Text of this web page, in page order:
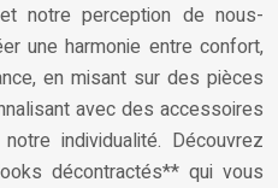
notre perception de nous-
une harmonie entre confort,
en misant sur des pièces
avec des accessoires
individualité. Découvrez
décontractés** qui vous